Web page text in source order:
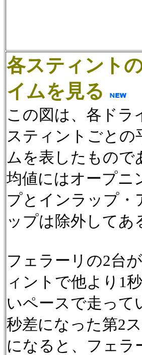
各スティント
イムを見る
この図は、各ドラ
スティントごとの
ムを表したもので
均値にはオープニ
プとインラップ・
ップは除外してあ
フェラーリの2台
ィントで他より1
いペースで走って
秒差になった第2
になると、フェラ